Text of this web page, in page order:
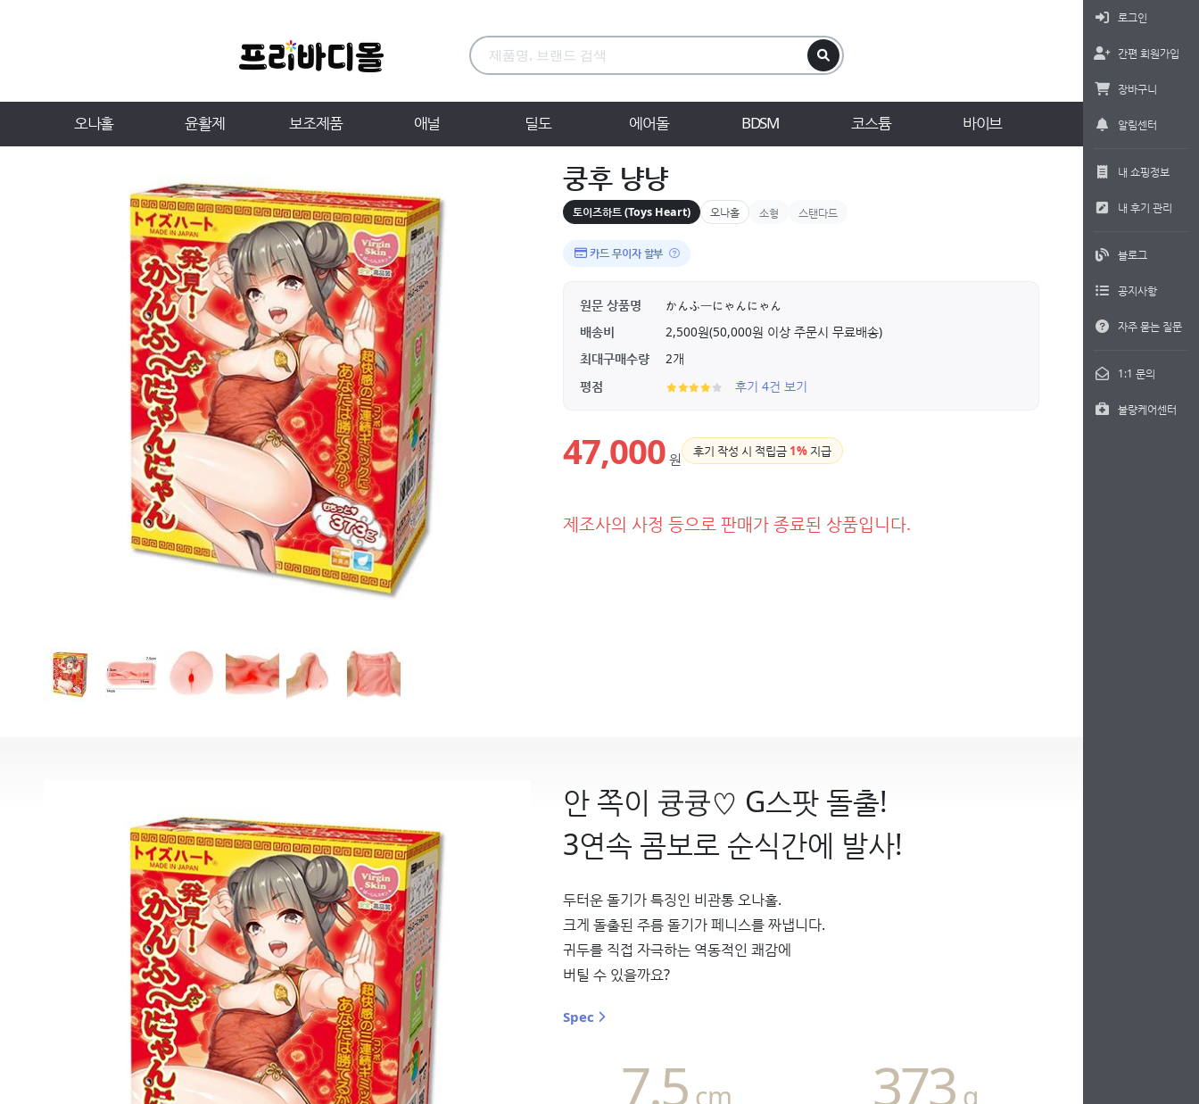
오나홀 윤활제 보조제품 애널 딜도 에어돌 BDSM 코스튬 바이브
로그인
간편 회원가입
장바구니
알림센터
내 쇼핑정보
내 후기 관리
블로그
공지사항
자주 묻는 질문
1:1 문의
불량케어센터
쿵후 냥냥
토이즈하트 (Toys Heart) 오나홀 소형 스탠다드
카드 무이자 할부
원문 상품명
かんふーにゃんにゃん
배송비
2,500원(50,000원 이상 주문시 무료배송)
최대구매수량
2개
평점
후기 4건 보기
47,000 원 후기 작성 시 적립금 1% 지급
제조사의 사정 등으로 판매가 종료된 상품입니다.
안 쪽이 큥큥♡ G스팟 돌출!
3연속 콤보로 순식간에 발사!
두터운 돌기가 특징인 비관통 오나홀.
크게 돌출된 주름 돌기가 페니스를 짜냅니다.
귀두를 직접 자극하는 역동적인 쾌감에
버틸 수 있을까요?
Spec
7.5 cm 373 g